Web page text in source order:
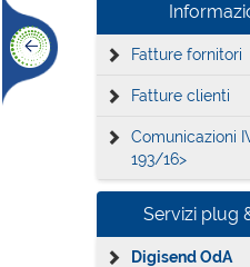
Fatture fornitori
Fatture clienti
Comunicazioni
193/16>
Servizi plug
Digisend OdA